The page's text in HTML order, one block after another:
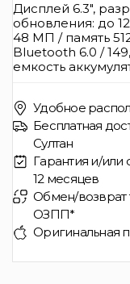
Дисплей 6.3",
обновления: до
48 МП / память
Bluetooth 6.0 /
емкость
Удобное
Бесплатная
Султан
Гарантия и/
12 месяцев
Обмен/возврат
ОЗПП*
Оригинальная